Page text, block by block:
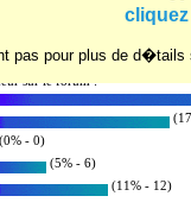
d'utilisation du forum :
d'utilisateurs enregistr�s : 8
sur le forum :
(0% - 0)
(5% - 6)
(11% - 12)
pas pour plus de